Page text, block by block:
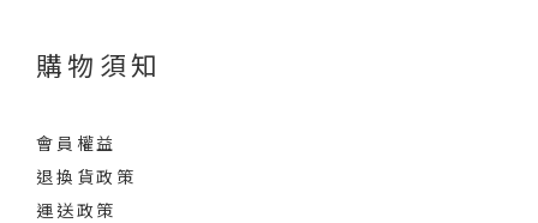
購物須知
會員權益
退換貨政策
運送政策